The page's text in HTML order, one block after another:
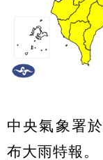
中央氣象署
布大雨特報。